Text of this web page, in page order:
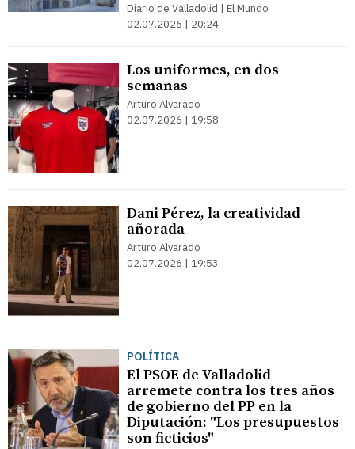
Diario de Valladolid | El Mundo
02.07.2026 | 20:24
Los uniformes, en dos
semanas
Arturo Alvarado
02.07.2026 | 19:58
Dani Pérez, la creatividad
añorada
Arturo Alvarado
02.07.2026 | 19:53
POLÍTICA
El PSOE de Valladolid
arremete contra los tres años
de gobierno del PP en la
Diputación: "Los presupuestos
son ficticios"